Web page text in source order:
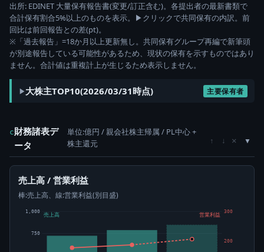
出所: EDINET 大量保有報告書(変更/訂正含む)。各提出者の最新書類で
合計保有割合5%以上のものを表示。▶クリックで共同保有の内訳。前
回比は前回報告との差(pt)。
※「過去報告」=18か月以上更新無し。共同保有グループ再編で新筆頭
が別途報告している可能性があるため、現状の保有を示すものではあり
ません。合計値は重複計上が生じるため表示しません。
大株主TOP10(2026/03/31時点) 主要保有者
c財務諸表デ
ータ
単位:億円 / 親会社株主帰属 / PL中心 +
株主還元
↑ ↓ ×
売上高 / 営業利益
棒:売上高、線:営業利益(別目盛)
750
1,000
200
300
売上高 営業利益